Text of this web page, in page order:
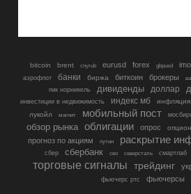
bitcoin brent cnyrub eurusd forex gbpusd
аэрофлот банки биржа биткоин брокеры
гмк норникель
дивиденды доллар
инвестиции в недвижимость индекс мб
инфляция
лукойл
магнит мобильный пост
обзор рынка облигации опрос
прогноз по акциям путин раскрытие
сбер сбербанк сво северсталь смартлаб
торговые сигналы трейдинг
фьючерс ртс фьючерсы